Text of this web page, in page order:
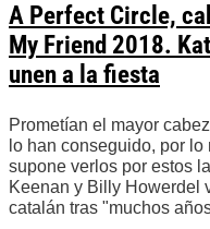
A Perfect Circle,
My Friend 2018.
unen a la fiesta
Prometían el mayor
lo han conseguido, por
supone verlos por estos
Keenan y Billy Howerdel
catalán tras "muchos